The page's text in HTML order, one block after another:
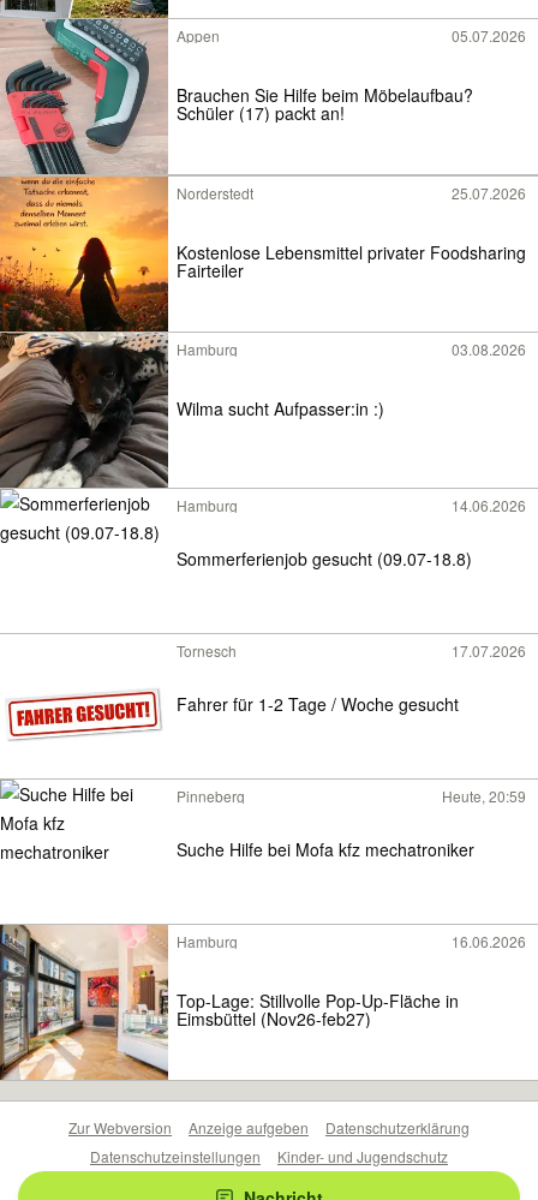
Appen 05.07.2026
Brauchen Sie Hilfe beim Möbelaufbau?
Schüler (17) packt an!
Norderstedt 25.07.2026
Kostenlose Lebensmittel privater Foodsharing
Fairteiler
Hamburg 03.08.2026
Wilma sucht Aufpasser:in :)
Hamburg 14.06.2026
Sommerferienjob gesucht (09.07-18.8)
Tornesch 17.07.2026
Fahrer für 1-2 Tage / Woche gesucht
Pinneberg Heute, 20:59
Suche Hilfe bei Mofa kfz mechatroniker
Hamburg 16.06.2026
Top-Lage: Stillvolle Pop-Up-Fläche in
Eimsbüttel (Nov26-feb27)
Zur Webversion Anzeige aufgeben
Datenschutzerklärung
Datenschutzeinstellungen
Kinder- und Jugendschutz
Barrierefreiheitserklärung